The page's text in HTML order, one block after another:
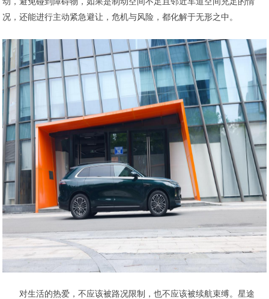
况，还能进行主动紧急避让，危机与风险，都化解于无形之中。
对生活的热爱，不应该被路况限制，也不应该被续航束缚。星途